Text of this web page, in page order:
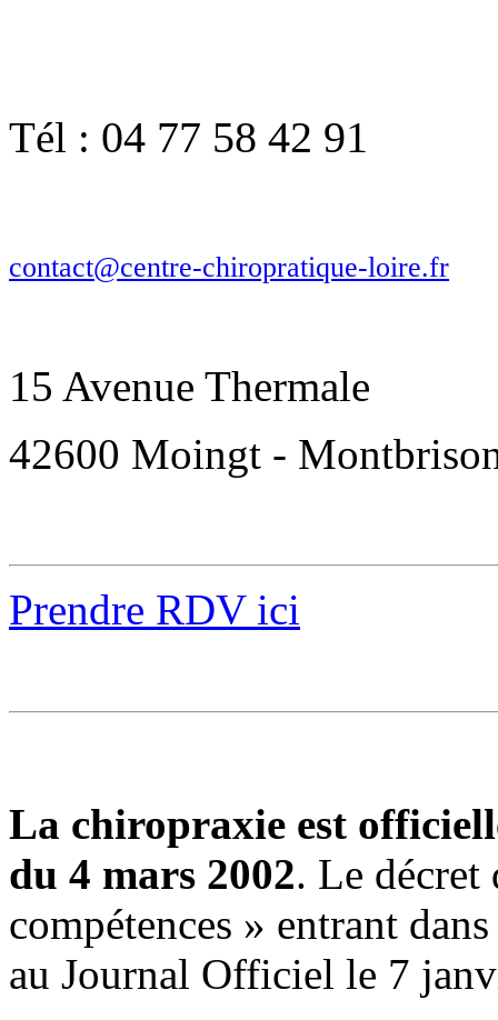
Tél : 04 77 58 42 91
contact@centre-chiropratique-loire.fr
15 Avenue Thermale
42600 Moingt -
Prendre RDV ici
La chiropraxie est
du 4 mars 2002. Le décret
compétences » entrant
au Journal Officiel le 7